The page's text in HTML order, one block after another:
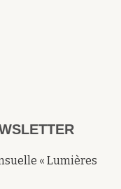
« Lumières